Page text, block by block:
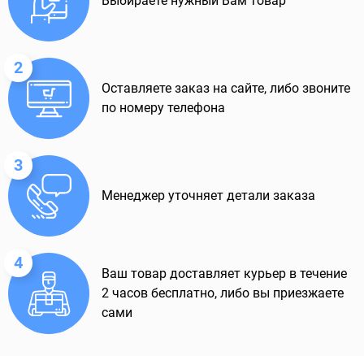
2
Оставляете заказ на сайте, либо звоните
по номеру телефона
3
Менеджер уточняет детали заказа
4
Ваш товар доставляет курьер в течение
2 часов бесплатно, либо вы приезжаете
сами